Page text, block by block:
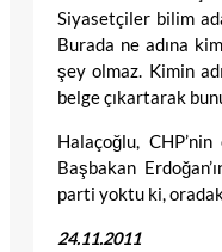
Siyasetçiler bilim
Burada ne adına
şey olmaz. Kimin
belge çıkartarak
Halaçoğlu,
Başbakan
parti yoktu ki,
24.11.2011